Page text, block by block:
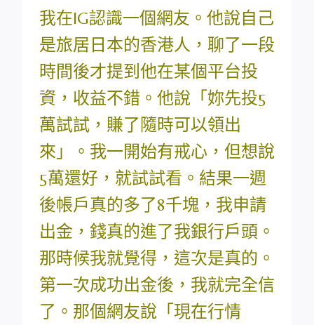
我在IG認識一個網友。他說自己
是旅居日本的香港人，聊了一段
時間後才提到他在某個平台投
資，收益不錯。他說「妳先投5
萬試試，賺了隨時可以領出
來」。我一開始有戒心，但想說
5萬還好，就試試看。結果一週
後帳戶真的多了8千塊，我申請
出金，錢真的進了我銀行戶頭。
那時候我就覺得，這次是真的。
第一次成功出金後，我就完全信
了。那個網友說「現在行情